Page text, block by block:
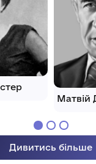
Матвій
Дивитись більше